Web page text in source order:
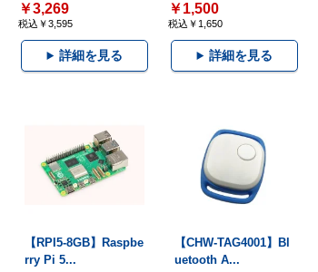
￥3,269
税込￥3,595
詳細を見る
￥1,500
税込￥1,650
詳細を見る
【RPI5-8GB】Raspbe
rry Pi 5...
【CHW-TAG4001】Bl
uetooth A...